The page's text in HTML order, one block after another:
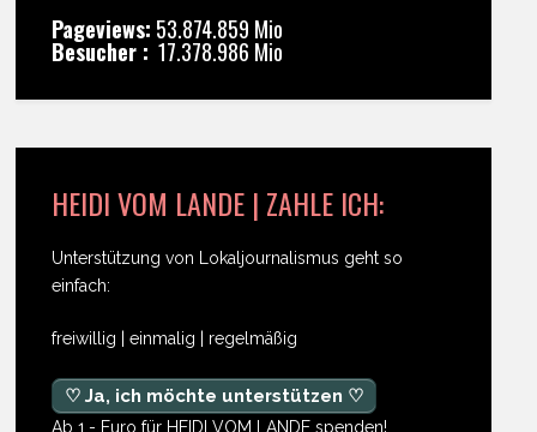
Pageviews: 53.874.859 Mio
Besucher : 17.378.986 Mio
HEIDI VOM LANDE | ZAHLE ICH:
Unterstützung von Lokaljournalismus geht so
einfach:
freiwillig | einmalig | regelmäßig
♡ Ja, ich möchte unterstützen ♡
Ab 1,- Euro für HEIDI VOM LANDE spenden!